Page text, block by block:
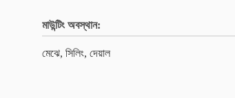
মাউন্টিং অবস্থান:
মেঝে, সিলিং, দেয়াল